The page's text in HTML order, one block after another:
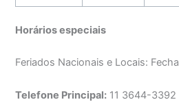
Horários especiais
Feriados Nacionais e Locais:
Telefone Principal: 11 3644-3392